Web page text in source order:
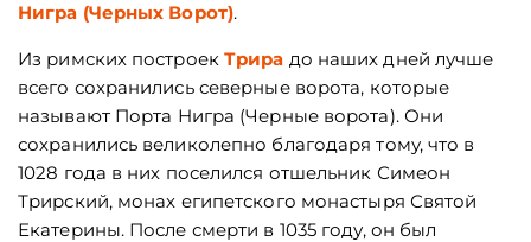
Нигра (Черных Ворот).
Из римских построек Трира до наших дней лучше
всего сохранились северные ворота, которые
называют Порта Нигра (Черные ворота). Они
сохранились великолепно благодаря тому, что в
1028 года в них поселился отшельник Симеон
Трирский, монах египетского монастыря Святой
Екатерины. После смерти в 1035 году, он был